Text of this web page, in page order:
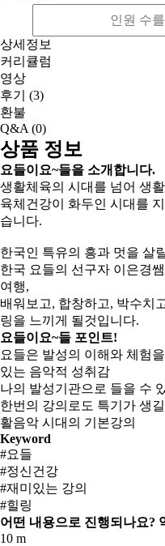
상세정보
커리큘럼
영상
후기 (3)
환불
Q&A (0)
상품 정보
요들이요~들을 소개합니다.
생활체육의 시대를 넘어 생
육체건강이 화두인 시대를
습니다.
한국인 특유의 흥과 멋을 살
한국 요들의 선구자 이은경
여행,
배워보고, 합창하고, 박수치
링을 느끼게 될것입니다.
요들이요~들 포인트!
요들은 발성의 이해와 체험
있는 음악적 성취감
나의 발성기관으로 들을 수
한번의 강의로도 특기가 생
활음악 시대의 기본강의
Keyword
#요들
#정신건강
#재미있는 강의
#힐링
어떤 내용으로 진행되나요?
10 m